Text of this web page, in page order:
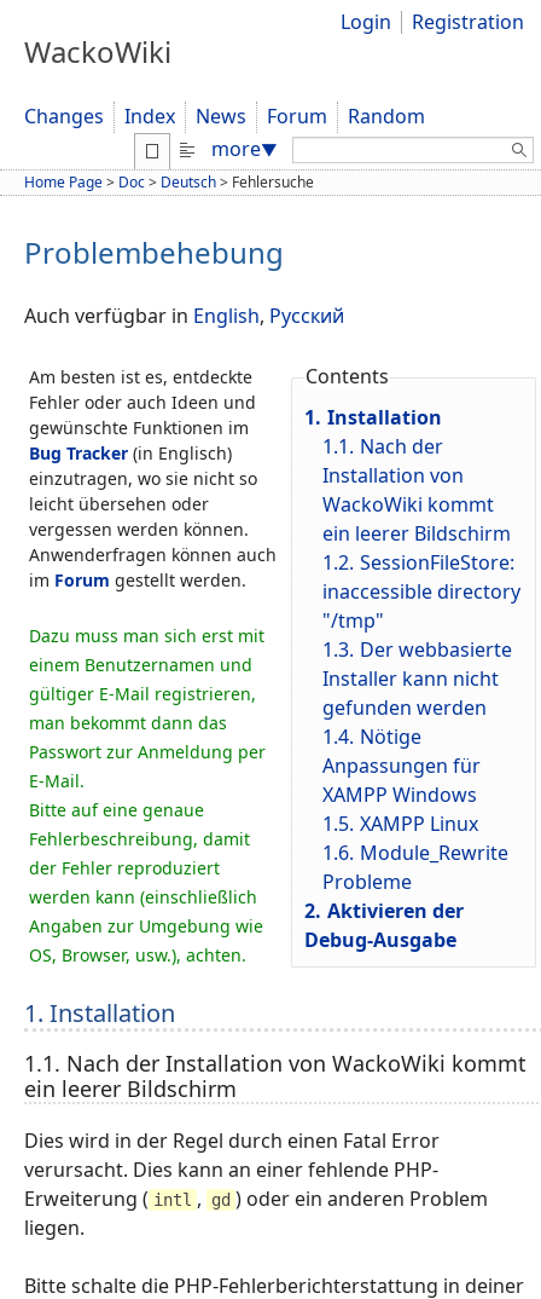
WackoWiki
Login Registration
Changes Index News Forum
Random
more▼ Search:
Home Page> Doc> Deutsch> Fehlersuche
Problembehebung
Auch verfügbar in English, Русский
Am besten ist es, entdeckte
Fehler oder auch Ideen und
gewünschte Funktionen im
Bug Tracker (in Englisch)
einzutragen, wo sie nicht so
leicht übersehen oder
vergessen werden können.
Anwenderfragen können auch
im Forum gestellt werden.
Dazu muss man sich erst mit
einem Benutzernamen und
gültiger E-Mail registrieren,
man bekommt dann das
Passwort zur Anmeldung per
E-Mail.
Bitte auf eine genaue
Fehlerbeschreibung, damit
der Fehler reproduziert
werden kann (einschließlich
Angaben zur Umgebung wie
OS, Browser, usw.), achten.
Contents
1. Installation
1.1. Nach der
Installation von
WackoWiki kommt
ein leerer Bildschirm
1.2. SessionFileStore:
inaccessible directory
"/tmp"
1.3. Der webbasierte
Installer kann nicht
gefunden werden
1.4. Nötige
Anpassungen für
XAMPP Windows
1.5. XAMPP Linux
1.6. Module_Rewrite
Probleme
2. Aktivieren der
Debug-Ausgabe
1. Installation
1.1. Nach der Installation von WackoWiki kommt
ein leerer Bildschirm
Dies wird in der Regel durch einen Fatal Error
verursacht. Dies kann an einer fehlende PHP-
Erweiterung ( intl , gd ) oder ein anderen Problem
liegen.
Bitte schalte die PHP-Fehlerberichterstattung in deiner